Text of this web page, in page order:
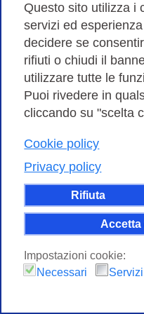
Questo sito utilizza i
servizi ed
decidere se
rifiuti o chiudi il
utilizzare tutte le
Puoi rivedere in
cliccando su "scelta
Cookie policy
Privacy policy
Rifiuta
Impostazioni cookie:
Necessari
quest’anno, e dopo ben
Trieste